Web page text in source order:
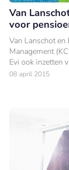
Van
voor
Van Lanschot
Management
Evi ook inzetten
08 april 2015